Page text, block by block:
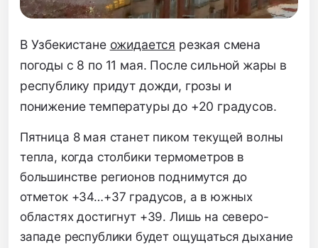
В Узбекистане ожидается резкая смена
погоды с 8 по 11 мая. После сильной жары в
республику придут дожди, грозы и
понижение температуры до +20 градусов.
Пятница 8 мая станет пиком текущей волны
тепла, когда столбики термометров в
большинстве регионов поднимутся до
отметок +34…+37 градусов, а в южных
областях достигнут +39. Лишь на северо-
западе республики будет ощущаться дыхание